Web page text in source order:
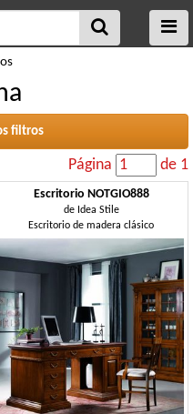
filtros
Página de 1
Escritorio NOTGIO888
de Idea Stile
Escritorio de madera clásico